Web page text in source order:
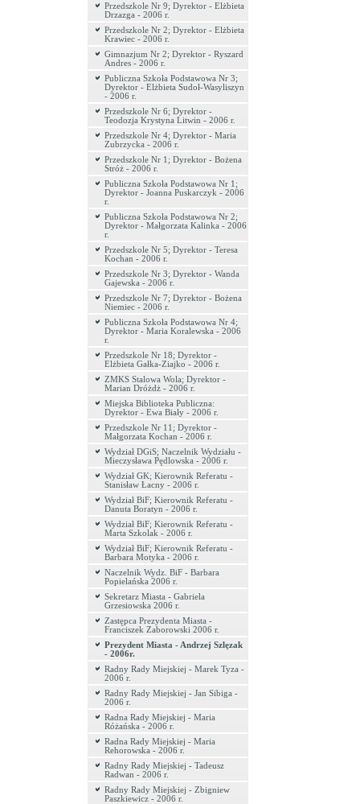
Przedszkole Nr 9; Dyrektor - Elżbieta
Drzazga - 2006 r.
Przedszkole Nr 2; Dyrektor - Elżbieta
Krawiec - 2006 r.
Gimnazjum Nr 2; Dyrektor - Ryszard
Andres - 2006 r.
Publiczna Szkoła Podstawowa Nr 3;
Dyrektor - Elżbieta Sudoł-Wasyliszyn
- 2006 r.
Przedszkole Nr 6; Dyrektor -
Teodozja Krystyna Litwin - 2006 r.
Przedszkole Nr 4; Dyrektor - Maria
Zubrzycka - 2006 r.
Przedszkole Nr 1; Dyrektor - Bożena
Stróż - 2006 r.
Publiczna Szkoła Podstawowa Nr 1;
Dyrektor - Joanna Puskarczyk - 2006
r.
Publiczna Szkoła Podstawowa Nr 2;
Dyrektor - Małgorzata Kalinka - 2006
r.
Przedszkole Nr 5; Dyrektor - Teresa
Kochan - 2006 r.
Przedszkole Nr 3; Dyrektor - Wanda
Gajewska - 2006 r.
Przedszkole Nr 7; Dyrektor - Bożena
Niemiec - 2006 r.
Publiczna Szkoła Podstawowa Nr 4;
Dyrektor - Maria Koralewska - 2006
r.
Przedszkole Nr 18; Dyrektor -
Elżbieta Gałka-Ziajko - 2006 r.
ZMKS Stalowa Wola; Dyrektor -
Marian Dróżdż - 2006 r.
Miejska Biblioteka Publiczna:
Dyrektor - Ewa Biały - 2006 r.
Przedszkole Nr 11; Dyrektor -
Małgorzata Kochan - 2006 r.
Wydział DGiS; Naczelnik Wydziału -
Mieczysława Pędlowska - 2006 r.
Wydział GK; Kierownik Referatu -
Stanisław Łacny - 2006 r.
Wydział BiF; Kierownik Referatu -
Danuta Boratyn - 2006 r.
Wydział BiF; Kierownik Referatu -
Marta Szkolak - 2006 r.
Wydział BiF; Kierownik Referatu -
Barbara Motyka - 2006 r.
Naczelnik Wydz. BiF - Barbara
Popielańska 2006 r.
Sekretarz Miasta - Gabriela
Grzesiowska 2006 r.
Zastępca Prezydenta Miasta -
Franciszek Zaborowski 2006 r.
Prezydent Miasta - Andrzej Szlęzak
- 2006r.
Radny Rady Miejskiej - Marek Tyza -
2006 r.
Radny Rady Miejskiej - Jan Sibiga -
2006 r.
Radna Rady Miejskiej - Maria
Różańska - 2006 r.
Radna Rady Miejskiej - Maria
Rehorowska - 2006 r.
Radny Rady Miejskiej - Tadeusz
Radwan - 2006 r.
Radny Rady Miejskiej - Zbigniew
Paszkiewicz - 2006 r.